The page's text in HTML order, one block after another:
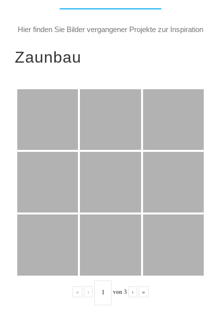
Hier finden Sie Bilder vergangener Projekte zur Inspiration
Zaunbau
« ‹ von 3 › »